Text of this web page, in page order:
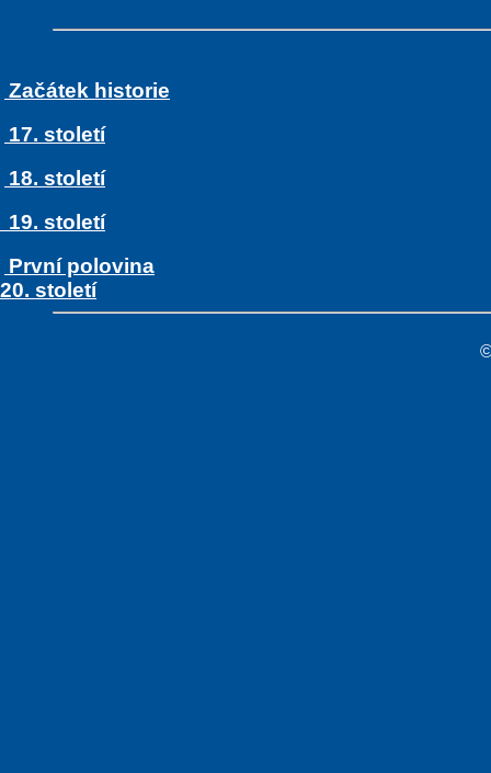
Začátek historie
17. století
18. století
19. století
První polovina
20. století